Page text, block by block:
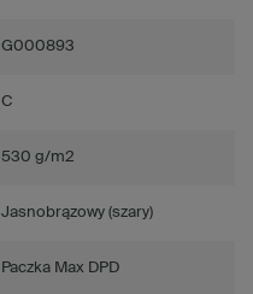
G000893
C
530 g/m2
Jasnobrązowy (szary)
Paczka Max DPD